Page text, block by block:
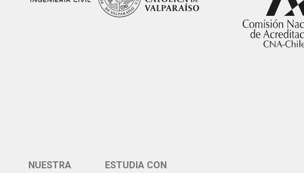
NUESTRA
ESTUDIA CON